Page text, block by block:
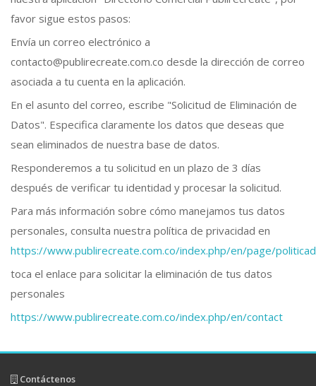
favor sigue estos pasos:
Envía un correo electrónico a
contacto@publirecreate.com.co desde la dirección de correo
asociada a tu cuenta en la aplicación.
En el asunto del correo, escribe "Solicitud de Eliminación de
Datos". Especifica claramente los datos que deseas que
sean eliminados de nuestra base de datos.
Responderemos a tu solicitud en un plazo de 3 días
después de verificar tu identidad y procesar la solicitud.
Para más información sobre cómo manejamos tus datos
personales, consulta nuestra política de privacidad en
https://www.publirecreate.com.co/index.php/en/page/
toca el enlace para solicitar la eliminación de tus datos
personales
https://www.publirecreate.com.co/index.php/en/contact
Contáctenos